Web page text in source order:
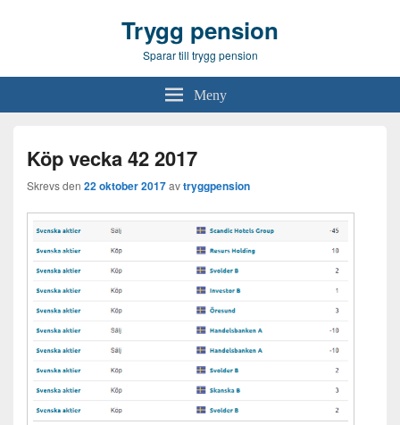
Trygg pension
Sparar till trygg pension
Meny
Köp vecka 42 2017
Skrevs den 22 oktober 2017avtryggpension